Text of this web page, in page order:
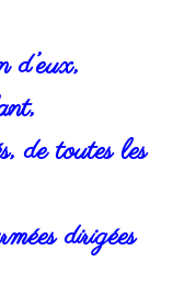
d’eux,
de toutes les
dirigées